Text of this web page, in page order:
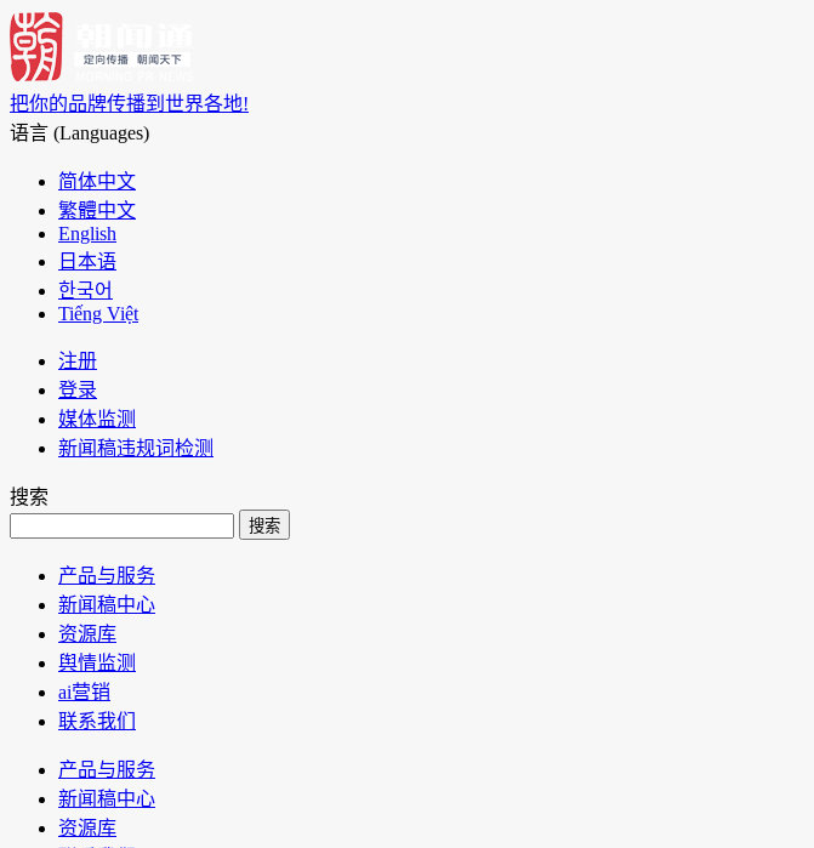
把你的品牌传播到世界各地!
语言 (Languages)
简体中文
繁體中文
English
日本语
한국어
Tiếng Việt
注册
登录
媒体监测
新闻稿违规词检测
搜索
搜索
产品与服务
新闻稿中心
资源库
舆情监测
ai营销
联系我们
产品与服务
新闻稿中心
资源库